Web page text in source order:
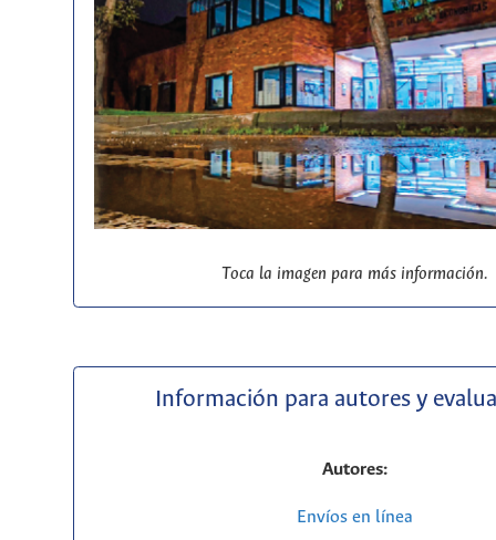
Toca la imagen para más información.
Información para autores y
Autores:
Envíos en línea